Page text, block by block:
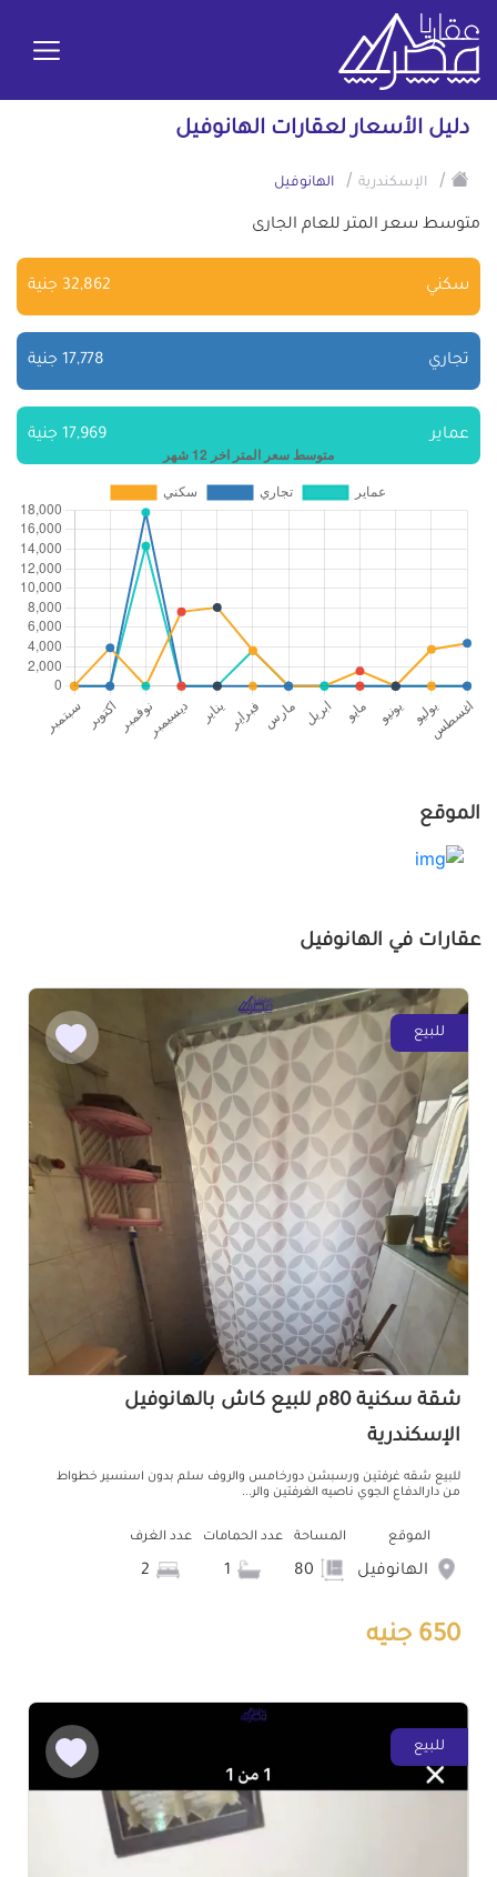
دليل الأسعار لعقارات الهانوفيل
/ الإسكندرية / الهانوفيل
متوسط سعر المتر للعام الجارى
سكني 32,862 جنية
تجاري 17,778 جنية
عماير 17,969 جنية
الموقع
عقارات في الهانوفيل
للبيع
شقة سكنية 80م للبيع كاش بالهانوفيل
الإسكندرية
للبيع شقه غرفتين ورسبشن دورخامس والروف سلم بدون اسنسير خطواط
من دارالدفاع الجوي ناصيه الغرفتين والر...
الموقع
الهانوفيل
المساحة عدد الحمامات عدد الغرف
650 جنيه
للبيع